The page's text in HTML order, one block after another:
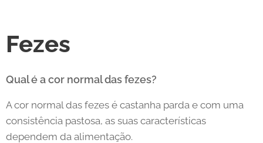
Fezes
Qual é a cor normal das fezes?
A cor normal das fezes é castanha parda e com uma
consistência pastosa, as suas características
dependem da alimentação.